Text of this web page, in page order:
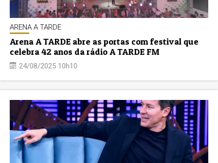
ARENA A TARDE
Arena A TARDE abre as portas com festival que
celebra 42 anos da rádio A TARDE FM
24/08/2025 10h10